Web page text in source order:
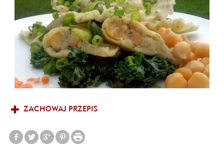
ZACHOWAJ PRZEPIS